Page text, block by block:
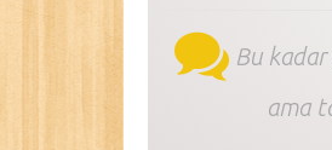
Bu
ama